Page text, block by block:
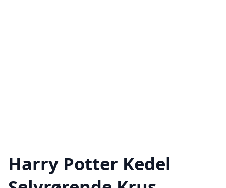
Harry Potter Kedel